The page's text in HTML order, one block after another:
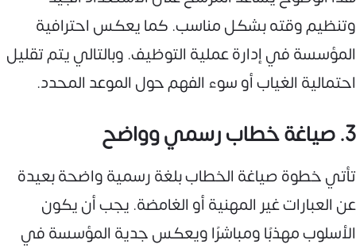
وتنظيم وقته بشكل مناسب. كما يعكس احترافية
المؤسسة في إدارة عملية التوظيف. وبالتالي يتم تقليل
احتمالية الغياب أو سوء الفهم حول الموعد المحدد.
3. صياغة خطاب رسمي وواضح
تأتي خطوة صياغة الخطاب بلغة رسمية واضحة بعيدة
عن العبارات غير المهنية أو الغامضة. يجب أن يكون
الأسلوب مهذبًا ومباشرًا ويعكس جدية المؤسسة في